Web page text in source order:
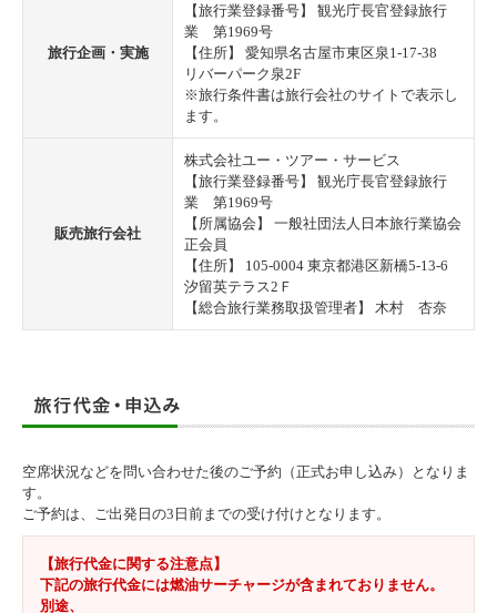
旅行企画・実施
【旅行業登録番号】 観光庁長官登録旅行
業 第1969号
【住所】 愛知県名古屋市東区泉1-17-38
リバーパーク泉2F
※旅行条件書は旅行会社のサイトで表示し
ます。
販売旅行会社
株式会社ユー・ツアー・サービス
【旅行業登録番号】 観光庁長官登録旅行
業 第1969号
【所属協会】 一般社団法人日本旅行業協会
正会員
【住所】 105-0004 東京都港区新橋5-13-6
汐留英テラス2Ｆ
【総合旅行業務取扱管理者】 木村 杏奈
空席状況などを問い合わせた後のご予約（正式お申し込み）となりま
す。
ご予約は、ご出発日の3日前までの受け付けとなります。
【旅行代金に関する注意点】
下記の旅行代金には燃油サーチャージが含まれておりません。
別途、